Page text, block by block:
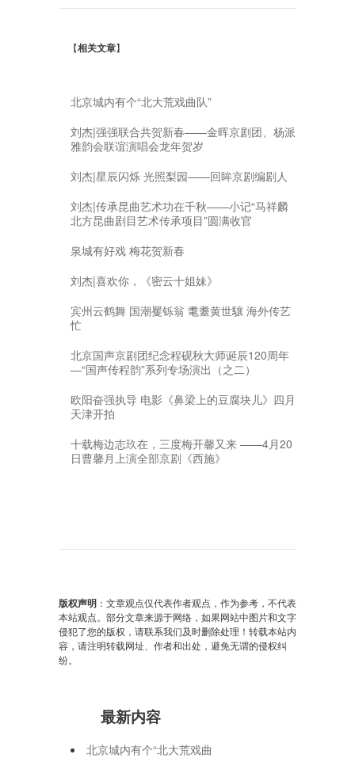
【相关文章】
北京城内有个“北大荒戏曲队”
刘杰|强强联合共贺新春——金晖京剧团、杨派
雅韵会联谊演唱会龙年贺岁
刘杰|星辰闪烁 光照梨园——回眸京剧编剧人
刘杰|传承昆曲艺术功在千秋——小记“马祥麟
北方昆曲剧目艺术传承项目”圆满收官
泉城有好戏 梅花贺新春
刘杰|喜欢你，《密云十姐妹》
宾州云鹤舞 国潮矍铄翁 耄耋黄世驤 海外传艺
忙
北京国声京剧团纪念程砚秋大师诞辰120周年
—“国声传程韵”系列专场演出（之二）
欧阳奋强执导 电影《鼻梁上的豆腐块儿》四月
天津开拍
十载梅边志玖在，三度梅开馨又来 ——4月20
日曹馨月上演全部京剧《西施》
版权声明 ：文章观点仅代表作者观点，作为参考，不代表
本站观点。部分文章来源于网络，如果网站中图片和文字
侵犯了您的版权，请联系我们及时删除处理！转载本站内
容，请注明转载网址、作者和出处，避免无谓的侵权纠
纷。
最新内容
北京城内有个“北大荒戏曲